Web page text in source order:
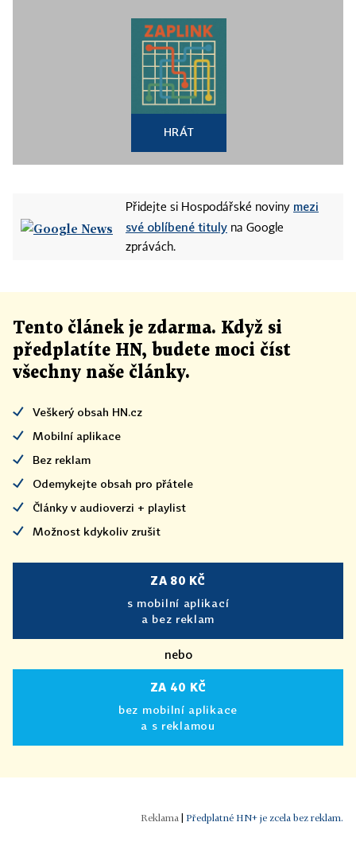
HRÁT
Přidejte si Hospodářské noviny mezi
své oblíbené tituly na Google
zprávách.
Tento článek je zdarma. Když si
předplatíte HN, budete moci číst
všechny naše články.
Veškerý obsah HN.cz
Mobilní aplikace
Bez reklam
Odemykejte obsah pro přátele
Články v audioverzi + playlist
Možnost kdykoliv zrušit
ZA 80 KČ
s mobilní aplikací
a bez reklam
nebo
ZA 40 KČ
bez mobilní aplikace
a s reklamou
Předplatné HN+ je zcela bez reklam.